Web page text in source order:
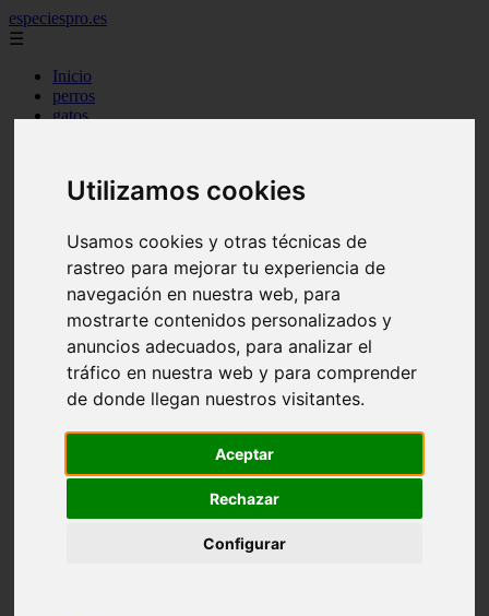
Utilizamos cookies
Usamos cookies y otras técnicas de
rastreo para mejorar tu experiencia de
navegación en nuestra web, para
mostrarte contenidos personalizados y
anuncios adecuados, para analizar el
tráfico en nuestra web y para comprender
de donde llegan nuestros visitantes.
Aceptar
Rechazar
Configurar
especiespro.es
☰
Inicio
perros
gatos
acuarios
tenencia responsable
ventas
mantenimiento
aves
marketing
bienestar
peque os mam feros
verano
legislaci n
peluquer a
accesorios
complementos